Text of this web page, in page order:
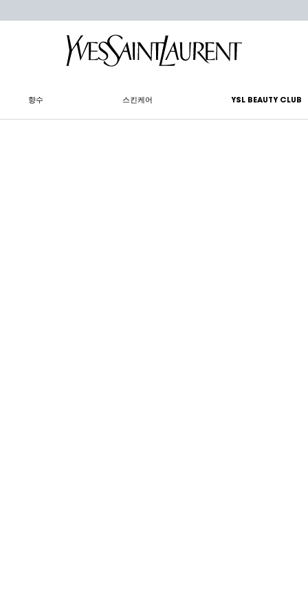
향수 스킨케어 YSL BEAUTY CLUB